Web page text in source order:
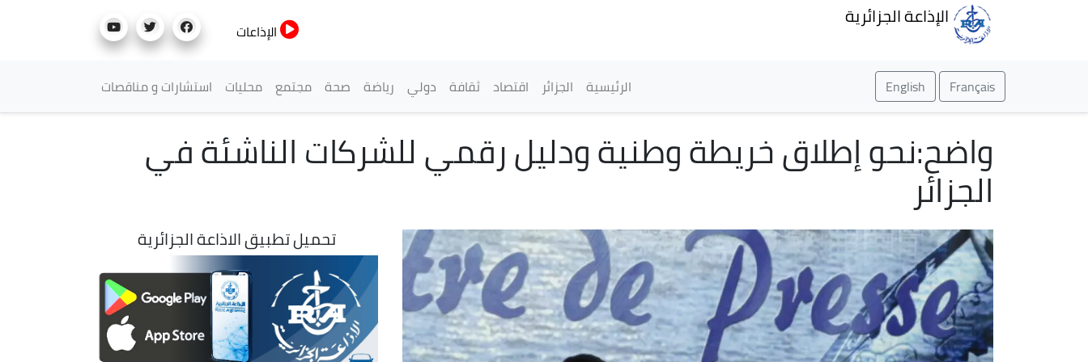
الإذاعة الجزائرية
الإذاعات
Français
English القائمة الرئيسية
الرئيسية الجزائر اقتصاد ثقافة دولي رياضة صحة مجتمع محليات استشارات و مناقصات
واضح:نحو إطلاق خريطة وطنية ودليل رقمي للشركات الناشئة في
الجزائر
تحميل تطبيق الاذاعة الجزائرية